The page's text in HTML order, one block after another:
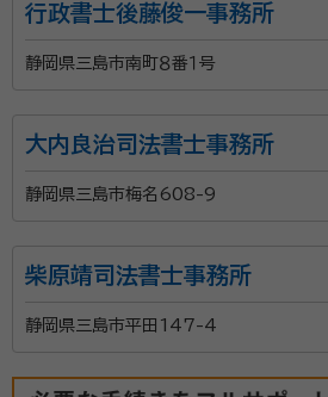
行政書士後藤俊一事務所
静岡県三島市南町８番１号
大内良治司法書士事務所
静岡県三島市梅名608-9
柴原靖司法書士事務所
静岡県三島市平田147-4